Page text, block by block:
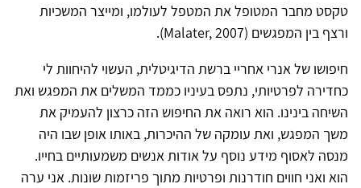
טקסט מחבר המטופל את המטפל לעולמו, ומייצר המשכיות
ורצף בין המפגשים (Malater, 2007).
חיפושו של אנרי אחריי ברשת הדיגיטלית, העשוי להיחוות לי
כחדירה לפרטיותי, נתפס בעיניו כממד המשלים את המפגש ואת
השיחה בינינו. הוא רואה את החיפוש הזה כרצון להעמיק את
משך המפגש, ואת עומקה של ההיכרות, באותו אופן שבו היה
מנסה לאסוף מידע נוסף על אודות אנשים משמעותיים בחייו.
הוא ואני חווים חודרנות ופרטיות מתוך פריזמות שונות. אני ערה